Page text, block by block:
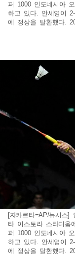
퍼 1000 인도네시아
하고 있다. 안세영이
에 정상을 탈환했다.
[자카르타=AP/뉴시스]
타 이스토라 스타디움
퍼 1000 인도네시아
하고 있다. 안세영이
에 정상을 탈환했다.